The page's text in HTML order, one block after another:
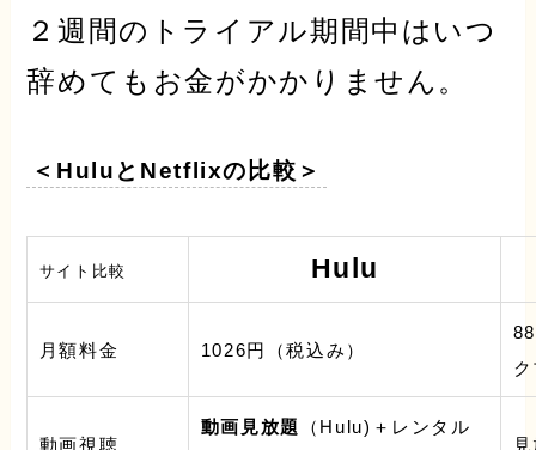
２週間のトライアル期間中 はいつ
辞めてもお金がかかりません。
＜HuluとNetflixの比較＞
サイト比較 Hulu
月額料金 1026円 （税込み）
動画視聴
動画見放題
（Hulu)＋レンタル